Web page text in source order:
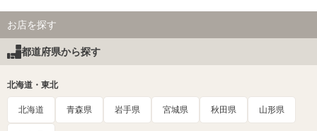
お店を探す
都道府県から探す
北海道・東北
北海道 青森県 岩手県 宮城県 秋田県 山形県